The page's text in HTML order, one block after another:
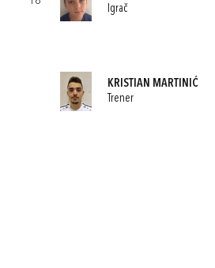
Igrač
KRISTIAN MARTINIĆ
Trener